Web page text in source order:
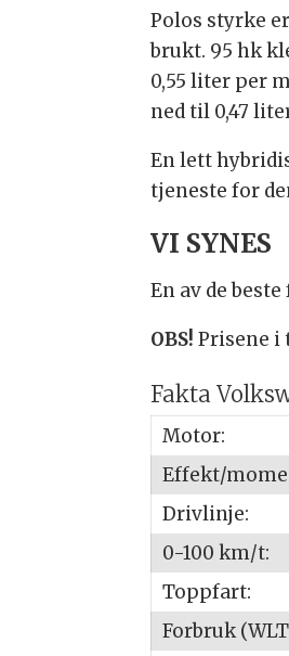
Polos styrke
brukt. 95 hk
0,55 liter per
ned til 0,47
En lett
tjeneste for
VI SYNES
En av de
OBS! Prisene i
Fakta
Motor:
Effekt/
Drivlinje:
0-100 km/t:
Toppfart:
Forbruk